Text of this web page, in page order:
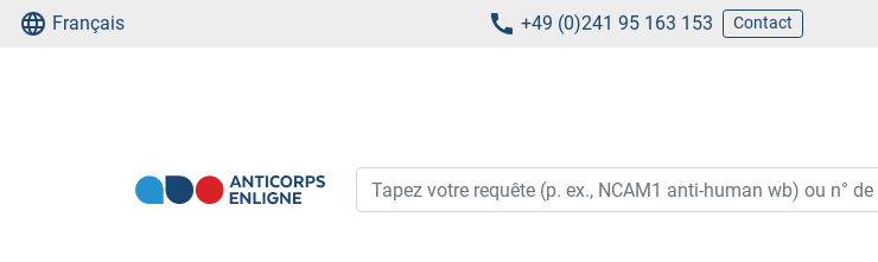
Français +49 (0)241 95 163 153 Contact